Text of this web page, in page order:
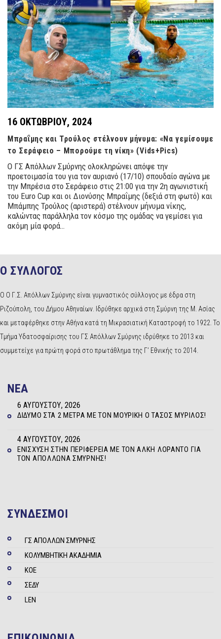
16 ΟΚΤΩΒΡΊΟΥ, 2024
Μπραΐμης και Τρούλος στέλνουν μήνυμα: «Να γεμίσουμε
το Σεράφειο – Μπορούμε τη νίκη» (Vids+Pics)
Ο ΓΣ Απόλλων Σμύρνης ολοκληρώνει απόψε την
προετοιμασία του για τον αυριανό (17/10) σπουδαίο αγώνα με
την Μπρέσια στο Σεράφειο στις 21:00 για την 2η αγωνιστική
του Euro Cup και οι Διονύσης Μπραΐμης (δεξιά στη φωτό) και
Μπάμπης Τρούλος (αριστερά) στέλνουν μήνυμα νίκης,
καλώντας παράλληλα τον κόσμο της ομάδας να γεμίσει για
ακόμη μία φορά…
Ο ΣΥΛΛΟΓΟΣ
Ο Ο Γ.Σ. Απόλλων Σμύρνης είναι γυμναστικός σύλλογος με έδρα στη
Ριζούπολη, του Δήμου Αθηναίων. Ιδρύθηκε αρχικά στη Σμύρνη της Μ. Ασίας
και μεταφέρθηκε στην Αθήνα κατά τη Μικρασιατική Καταστροφή το 1922. Το
Τμήμα Υδατοσφαίρισης του ΓΣ Απόλλων Σμύρνης ιδρύθηκε το 2013 και
συμμετείχε για πρώτη φορά στο πρωτάθλημα της Γ’ Εθνικής το 2014.
NEA
ΔΊΔΥΜΟ ΣΤΑ 2 ΜΈΤΡΑ ΜΕ ΤΟΝ ΜΟΥΡΊΚΗ Ο ΤΆΣΟΣ ΜΥΡΊΛΟΣ!
6 ΑΥΓΟΎΣΤΟΥ, 2026
ΕΝΊΣΧΥΣΗ ΣΤΗΝ ΠΕΡΙΦΈΡΕΙΑ ΜΕ ΤΟΝ ΆΛΚΗ ΛΟΡΆΝΤΟ ΓΙΑ
ΤΟΝ ΑΠΌΛΛΩΝΑ ΣΜΎΡΝΗΣ!
4 ΑΥΓΟΎΣΤΟΥ, 2026
ΣΥΝΔΕΣΜΟΙ
ΓΣ ΑΠΟΛΛΩΝ ΣΜΥΡΝΗΣ
ΚΟΛΥΜΒΗΤΙΚΗ ΑΚΑΔΗΜΙΑ
ΚΟΕ
ΣΕΔΥ
LEN